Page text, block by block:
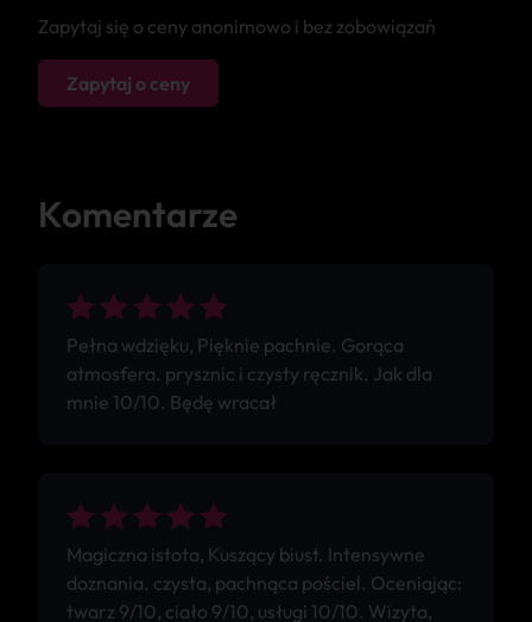
Zapytaj się o ceny anonimowo i bez zobowiązań
Zapytaj o ceny
Komentarze
Pełna wdzięku, Pięknie pachnie. Gorąca
atmosfera. prysznic i czysty ręcznik. Jak dla
mnie 10/10. Będę wracał
Magiczna istota, Kuszący biust. Intensywne
doznania. czysta, pachnąca pościel. Oceniając:
twarz 9/10, ciało 9/10, usługi 10/10. Wizyta,